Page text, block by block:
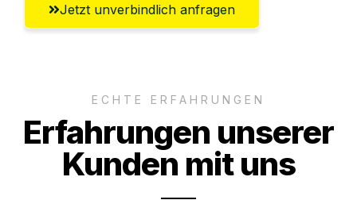
Jetzt unverbindlich anfragen
ECHTE ERFAHRUNGEN
Erfahrungen unserer
Kunden mit uns